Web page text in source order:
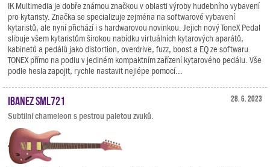
IK Multimedia je dobře známou značkou v oblasti výroby hudebního vybavení
pro kytaristy. Značka se specializuje zejména na softwarové vybavení
kytaristů, ale nyní přichází i s hardwarovou novinkou. Jejich nový ToneX Pedal
slibuje všem kytaristům širokou nabídku virtuálních kytarových aparátů,
kabinetů a pedálů jako distortion, overdrive, fuzz, boost a EQ ze softwaru
TONEX přímo na podiu v jediném kompaktním zařízení kytarového pedálu. Vše
podle hesla zapojit, rychle nastavit nejlépe pomocí...
28. 6. 2023
Ibanez SML721
Subtilní chameleon s pestrou paletou zvuků.